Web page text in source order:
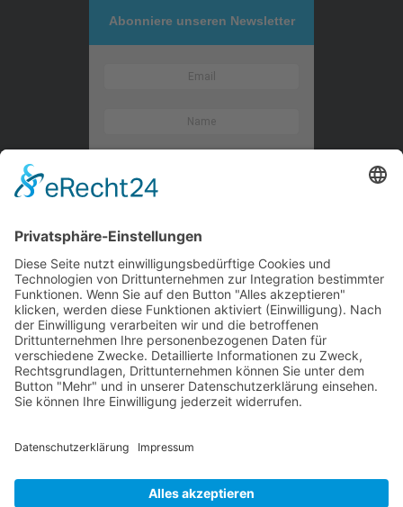
Abonniere unseren Newsletter
Kontaktieren Sie uns
WalBee
Bizzmade GmbH
Gießereistraße 29
83022 Rosenheim
Tel.:+49 8031 282 09 50
Web:
www.walbee.de